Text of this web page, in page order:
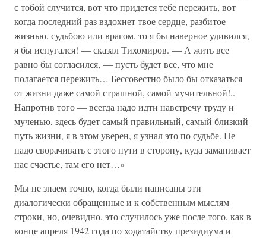
с тобой случится, вот что придется тебе пережить, вот
когда последний раз вздохнет твое сердце, разбитое
жизнью, судьбою или врагом, то я бы наверное удивился,
я бы испугался! — сказал Тихомиров. — А жить все
равно бы согласился, — пусть будет все, что мне
полагается пережить… Бессовестно было бы отказаться
от жизни даже самой страшной, самой мучительной!..
Напротив того — всегда надо идти навстречу труду и
мученью, здесь будет самый правильный, самый близкий
путь жизни, я в этом уверен, я узнал это по судьбе. Не
надо сворачивать с этого пути в сторону, куда заманивает
нас счастье, там его нет…»
Мы не знаем точно, когда были написаны эти
диалогически обращенные и к собственным мыслям
строки, но, очевидно, это случилось уже после того, как в
конце апреля 1942 года по ходатайству президиума и